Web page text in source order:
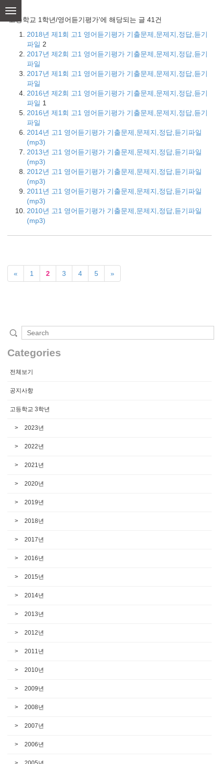
content
'고등학교 1학년/영어듣기평가'에 해당되는 글 41건
2018년 제1회 고1 영어듣기평가 기출문제,문제지,정답,듣기
파일 2
2017년 제2회 고1 영어듣기평가 기출문제,문제지,정답,듣기
파일
2017년 제1회 고1 영어듣기평가 기출문제,문제지,정답,듣기
파일
2016년 제2회 고1 영어듣기평가 기출문제,문제지,정답,듣기
파일 1
2016년 제1회 고1 영어듣기평가 기출문제,문제지,정답,듣기
파일
2014년 고1 영어듣기평가 기출문제,문제지,정답,듣기파일
(mp3)
2013년 고1 영어듣기평가 기출문제,문제지,정답,듣기파일
(mp3)
2012년 고1 영어듣기평가 기출문제,문제지,정답,듣기파일
(mp3)
2011년 고1 영어듣기평가 기출문제,문제지,정답,듣기파일
(mp3)
2010년 고1 영어듣기평가 기출문제,문제지,정답,듣기파일
(mp3)
« 1 2 3 4 5 »
Categories
전체보기
공지사항
고등학교 3학년
2023년
2022년
2021년
2020년
2019년
2018년
2017년
2016년
2015년
2014년
2013년
2012년
2011년
2010년
2009년
2008년
2007년
2006년